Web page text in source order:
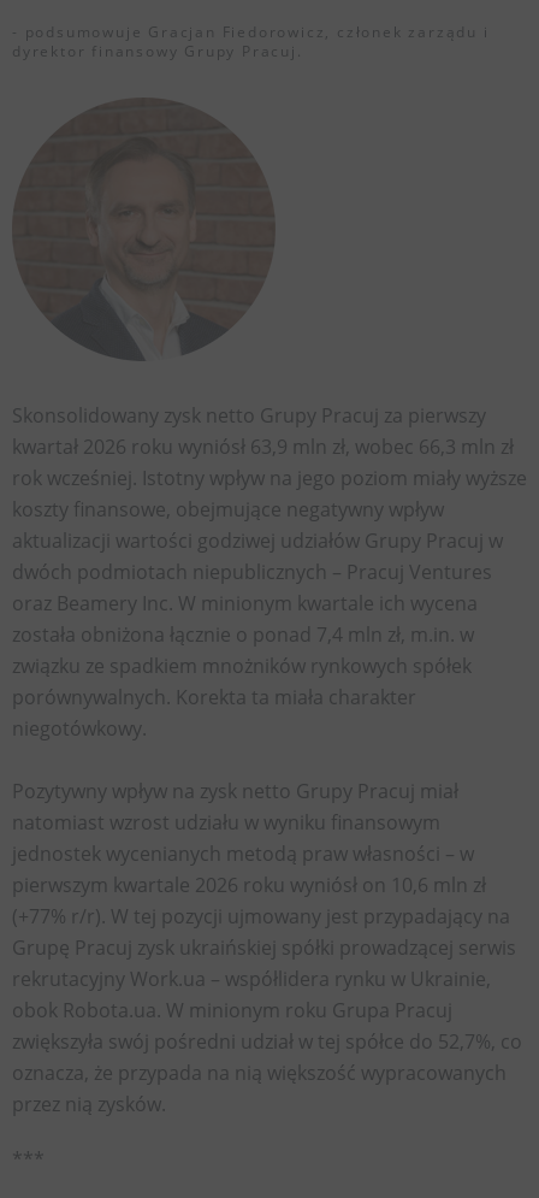
- podsumowuje Gracjan Fiedorowicz, członek zarządu i
dyrektor finansowy Grupy Pracuj.
Skonsolidowany zysk netto Grupy Pracuj za pierwszy
kwartał 2026 roku wyniósł 63,9 mln zł, wobec 66,3 mln zł
rok wcześniej. Istotny wpływ na jego poziom miały wyższe
koszty finansowe, obejmujące negatywny wpływ
aktualizacji wartości godziwej udziałów Grupy Pracuj w
dwóch podmiotach niepublicznych – Pracuj Ventures
oraz Beamery Inc. W minionym kwartale ich wycena
została obniżona łącznie o ponad 7,4 mln zł, m.in. w
związku ze spadkiem mnożników rynkowych spółek
porównywalnych. Korekta ta miała charakter
niegotówkowy.
Pozytywny wpływ na zysk netto Grupy Pracuj miał
natomiast wzrost udziału w wyniku finansowym
jednostek wycenianych metodą praw własności – w
pierwszym kwartale 2026 roku wyniósł on 10,6 mln zł
(+77% r/r). W tej pozycji ujmowany jest przypadający na
Grupę Pracuj zysk ukraińskiej spółki prowadzącej serwis
rekrutacyjny Work.ua – współlidera rynku w Ukrainie,
obok Robota.ua. W minionym roku Grupa Pracuj
zwiększyła swój pośredni udział w tej spółce do 52,7%, co
oznacza, że przypada na nią większość wypracowanych
przez nią zysków.
***